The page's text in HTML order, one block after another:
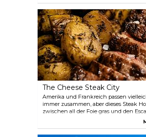
verpassen.
The Cheese Steak City
Amerika und Frankreich passen
immer zusammen, aber dieses Steak
zwischen all der Foie gras und den
tollen amerikanischen Geschmack. The
Steak City ist der perfekte Ort, wenn
Essen zum Mitnehmen haben und Ihr